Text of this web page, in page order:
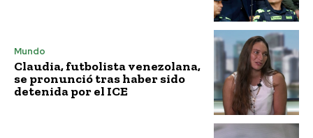
Mundo
Claudia, futbolista venezolana,
se pronunció tras haber sido
detenida por el ICE